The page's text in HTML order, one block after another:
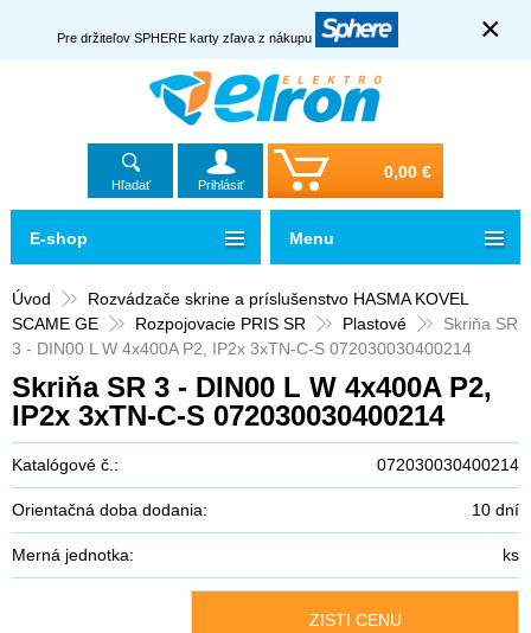
Pre držiteľov SPHERE karty zľava z nákupu ×
Hľadať Prihlásiť
0,00 €
Úvod
Rozvádzače skrine a príslušenstvo HASMA KOVEL
SCAME GE
Rozpojovacie PRIS SR Plastové
Skriňa SR
3 - DIN00 L W 4x400A P2, IP2x 3xTN-C-S 072030030400214
Skriňa SR 3 - DIN00 L W 4x400A P2,
IP2x 3xTN-C-S 072030030400214
Katalógové č.: 072030030400214
Orientačná doba dodania: 10 dní
Merná jednotka: ks
ZISTI CENU
E-shop Menu